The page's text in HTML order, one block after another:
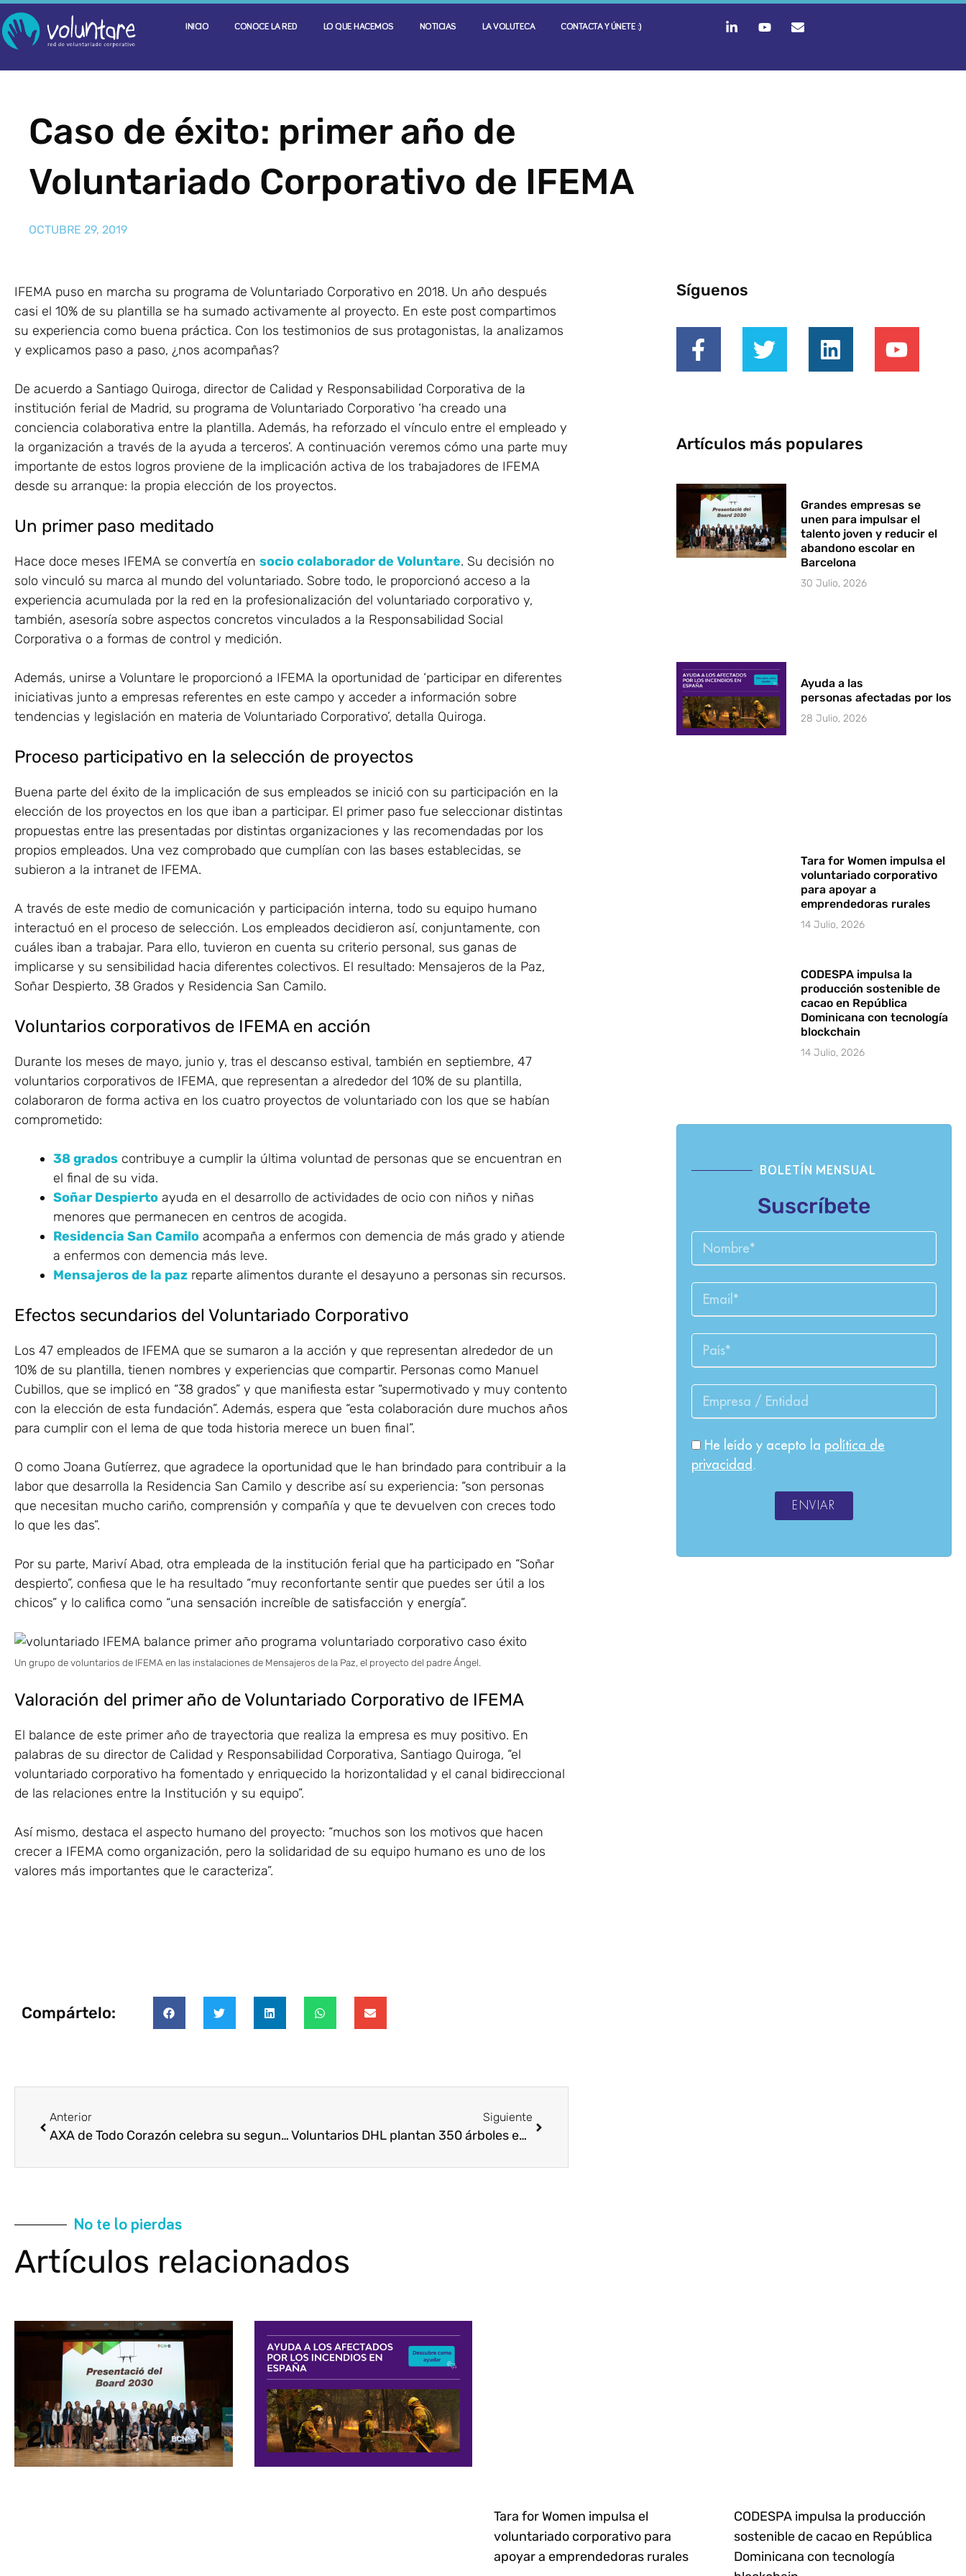
INICIO CONOCE LA RED LO QUE HACEMOS NOTICIAS LA VOLUTECA CONTACTA Y ÚNETE :)
Caso de éxito: primer año de
Voluntariado Corporativo de IFEMA
OCTUBRE 29, 2019
IFEMA puso en marcha su programa de Voluntariado Corporativo en 2018. Un año después
casi el 10% de su plantilla se ha sumado activamente al proyecto. En este post compartimos
su experiencia como buena práctica. Con los testimonios de sus protagonistas, la analizamos
y explicamos paso a paso, ¿nos acompañas?
De acuerdo a Santiago Quiroga, director de Calidad y Responsabilidad Corporativa de la
institución ferial de Madrid, su programa de Voluntariado Corporativo ‘ha creado una
conciencia colaborativa entre la plantilla. Además, ha reforzado el vínculo entre el empleado y
la organización a través de la ayuda a terceros’. A continuación veremos cómo una parte muy
importante de estos logros proviene de la implicación activa de los trabajadores de IFEMA
desde su arranque: la propia elección de los proyectos.
Un primer paso meditado
Hace doce meses IFEMA se convertía en socio colaborador de Voluntare. Su decisión no
solo vinculó su marca al mundo del voluntariado. Sobre todo, le proporcionó acceso a la
experiencia acumulada por la red en la profesionalización del voluntariado corporativo y,
también, asesoría sobre aspectos concretos vinculados a la Responsabilidad Social
Corporativa o a formas de control y medición.
Además, unirse a Voluntare le proporcionó a IFEMA la oportunidad de ‘participar en diferentes
iniciativas junto a empresas referentes en este campo y acceder a información sobre
tendencias y legislación en materia de Voluntariado Corporativo’, detalla Quiroga.
Proceso participativo en la selección de proyectos
Buena parte del éxito de la implicación de sus empleados se inició con su participación en la
elección de los proyectos en los que iban a participar. El primer paso fue seleccionar distintas
propuestas entre las presentadas por distintas organizaciones y las recomendadas por los
propios empleados. Una vez comprobado que cumplían con las bases establecidas, se
subieron a la intranet de IFEMA.
A través de este medio de comunicación y participación interna, todo su equipo humano
interactuó en el proceso de selección. Los empleados decidieron así, conjuntamente, con
cuáles iban a trabajar. Para ello, tuvieron en cuenta su criterio personal, sus ganas de
implicarse y su sensibilidad hacia diferentes colectivos. El resultado: Mensajeros de la Paz,
Soñar Despierto, 38 Grados y Residencia San Camilo.
Voluntarios corporativos de IFEMA en acción
Durante los meses de mayo, junio y, tras el descanso estival, también en septiembre, 47
voluntarios corporativos de IFEMA, que representan a alrededor del 10% de su plantilla,
colaboraron de forma activa en los cuatro proyectos de voluntariado con los que se habían
comprometido:
38 grados contribuye a cumplir la última voluntad de personas que se encuentran en
el final de su vida.
Soñar Despierto ayuda en el desarrollo de actividades de ocio con niños y niñas
menores que permanecen en centros de acogida.
Residencia San Camilo acompaña a enfermos con demencia de más grado y atiende
a enfermos con demencia más leve.
Mensajeros de la paz reparte alimentos durante el desayuno a personas sin recursos.
Efectos secundarios del Voluntariado Corporativo
Los 47 empleados de IFEMA que se sumaron a la acción y que representan alrededor de un
10% de su plantilla, tienen nombres y experiencias que compartir. Personas como Manuel
Cubillos, que se implicó en “38 grados” y que manifiesta estar “supermotivado y muy contento
con la elección de esta fundación”. Además, espera que “esta colaboración dure muchos años
para cumplir con el lema de que toda historia merece un buen final”.
O como Joana Gutíerrez, que agradece la oportunidad que le han brindado para contribuir a la
labor que desarrolla la Residencia San Camilo y describe así su experiencia: “son personas
que necesitan mucho cariño, comprensión y compañía y que te devuelven con creces todo
lo que les das”.
Por su parte, Mariví Abad, otra empleada de la institución ferial que ha participado en “Soñar
despierto”, confiesa que le ha resultado “muy reconfortante sentir que puedes ser útil a los
chicos” y lo califica como “una sensación increíble de satisfacción y energía”.
Un grupo de voluntarios de IFEMA en las instalaciones de Mensajeros de la Paz, el proyecto del padre Ángel.
Valoración del primer año de Voluntariado Corporativo de IFEMA
El balance de este primer año de trayectoria que realiza la empresa es muy positivo. En
palabras de su director de Calidad y Responsabilidad Corporativa, Santiago Quiroga, “el
voluntariado corporativo ha fomentado y enriquecido la horizontalidad y el canal bidireccional
de las relaciones entre la Institución y su equipo”.
Así mismo, destaca el aspecto humano del proyecto: “muchos son los motivos que hacen
crecer a IFEMA como organización, pero la solidaridad de su equipo humano es uno de los
valores más importantes que le caracteriza”.
Compártelo:
Anterior
AXA de Todo Corazón celebra su segunda gala solidaria en Barcelona
Siguiente
Voluntarios DHL plantan 350 árboles en Madrid con Reforesta
Síguenos
Artículos más populares
Grandes empresas se
unen para impulsar el
talento joven y reducir el
abandono escolar en
Barcelona
30 Julio, 2026
Ayuda a las
personas afectadas por los
28 Julio, 2026
Tara for Women impulsa el
voluntariado corporativo
para apoyar a
emprendedoras rurales
14 Julio, 2026
CODESPA impulsa la
producción sostenible de
cacao en República
Dominicana con tecnología
blockchain
14 Julio, 2026
BOLETÍN MENSUAL
Suscríbete
He leído y acepto la política de
privacidad .
ENVIAR
No te lo pierdas
Artículos relacionados
Tara for Women impulsa el
voluntariado corporativo para
apoyar a emprendedoras rurales
CODESPA impulsa la producción
sostenible de cacao en República
Dominicana con tecnología